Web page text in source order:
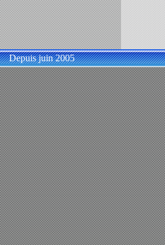
Depuis juin 2005